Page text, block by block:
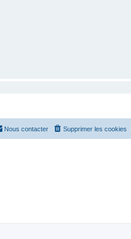
Supprimer les cookies
Nous contacter